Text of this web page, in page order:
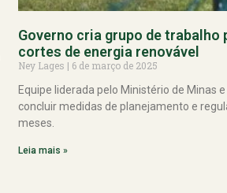
Governo cria grupo de trabalho
cortes de energia renovável
Ney Lages
6 de março de 2025
Equipe liderada pelo Ministério de Minas
concluir medidas de planejamento e
meses.
Leia mais »